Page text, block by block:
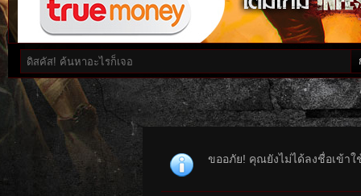
ขออภัย! คุณยังไม่ได้ลงชื่อเข้า